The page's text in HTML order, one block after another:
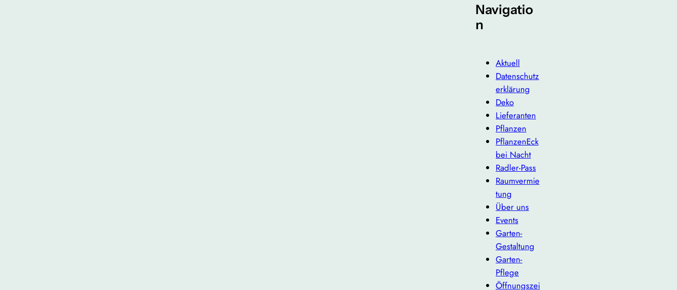
Navigatio
n
Aktuell
Datenschutz
erklärung
Deko
Lieferanten
Pflanzen
PflanzenEck
bei Nacht
Radler-Pass
Raumvermie
tung
Über uns
Events
Garten-
Gestaltung
Garten-
Pflege
Öffnungszei